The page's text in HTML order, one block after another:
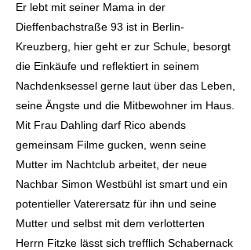
Er lebt mit seiner Mama in der
Dieffenbachstraße 93 ist in Berlin-
Kreuzberg, hier geht er zur Schule, besorgt
die Einkäufe und reflektiert in seinem
Nachdenksessel gerne laut über das Leben,
seine Ängste und die Mitbewohner im Haus.
Mit Frau Dahling darf Rico abends
gemeinsam Filme gucken, wenn seine
Mutter im Nachtclub arbeitet, der neue
Nachbar Simon Westbühl ist smart und ein
potentieller Vaterersatz für ihn und seine
Mutter und selbst mit dem verlotterten
Herrn Fitzke lässt sich trefflich Schabernack